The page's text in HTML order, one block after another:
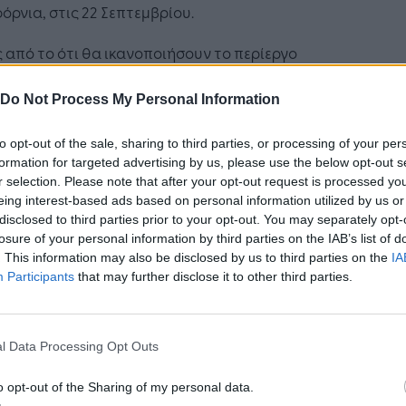
Do Not Process My Personal Information
opt-out of the sale, sharing to third parties, or processing of your
for targeted advertising by us, please use the below opt-out
selection. Please note that after your opt-out request is processed
interest-based ads based on personal information utilized by us
to third parties prior to your opt-out. You may separately
of your personal information by third parties on the IAB’s list of
This information may also be disclosed by us to third parties on the
Participants that may further disclose it to other third parties.
Data Processing Opt Outs
opt-out of the Sharing of my personal data.
στις 22 Σεπτεμβρίου.
από το ότι θα ικανοποιήσουν το περίεργο
κερδίσουν πολύ ωραία βραβεία:
νικητής αυτού του έτους θα έχει την
να ενταχθεί στην ομάδα της Virgin Galactic
America στο Νέο Μεξικό, καθώς θα
για διαστημική πτήση, και θα είναι
αυτών που θα έχουν την ευκαιρία να
τους αστροναύτες κατά την
τους στη Γη, μία 10-ήμερη εκδρομή στα
και ψηφιακή πρόσβαση ενός ολόκληρου
επιστημονικό αμερικανικό περιοδικό
κατηγοριών θα επιλέξουν αν θέλουν
επιχείρησης